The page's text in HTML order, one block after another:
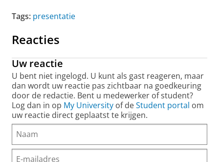
Tags: presentatie
Reacties
Uw reactie
U bent niet ingelogd. U kunt als gast reageren, maar
dan wordt uw reactie pas zichtbaar na goedkeuring
door de redactie. Bent u medewerker of student?
Log dan in op My University of deStudent portal om
uw reactie direct geplaatst te krijgen.